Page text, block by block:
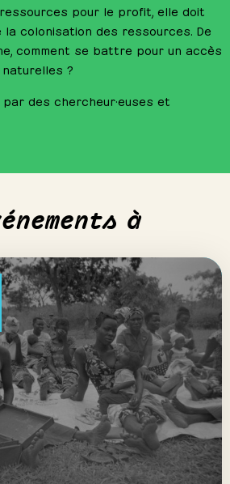
pour le profit, elle doit
colonisation des ressources. De
comment se battre pour un accès
?
des chercheur·euses et
à